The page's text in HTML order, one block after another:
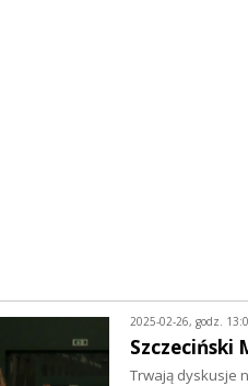
2025-02-26, godz.
Szczeciński
Trwają dyskusje